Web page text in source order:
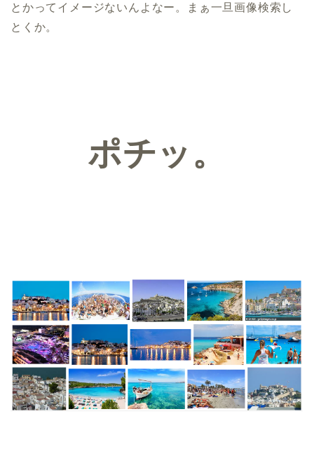
とかってイメージないんよなー。まぁ一旦画像検索し
とくか。
ポチッ。